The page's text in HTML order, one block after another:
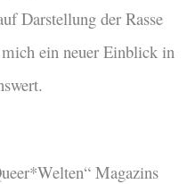
Darstellung der Rasse
ein neuer Einblick in
Magazins